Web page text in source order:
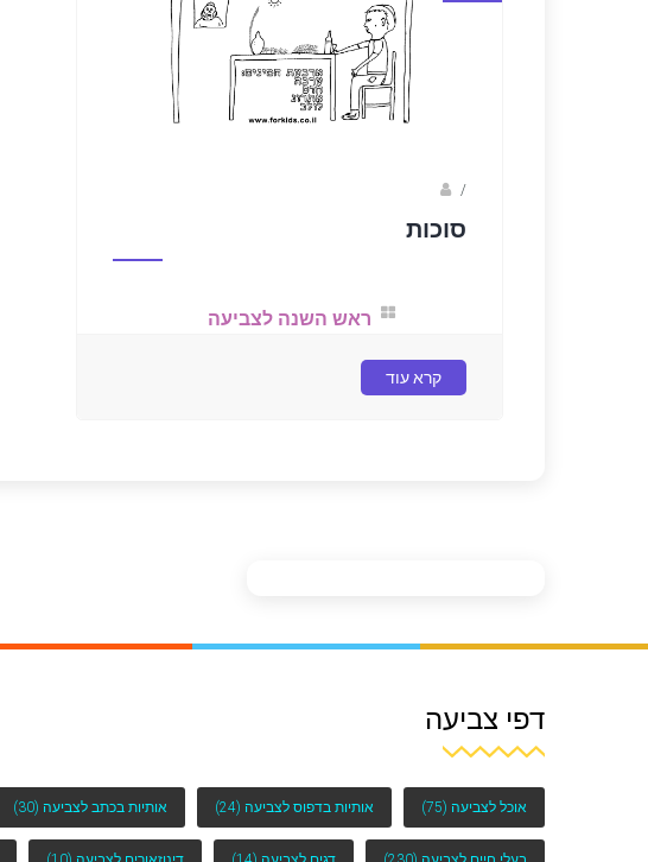
/
סוכות
ראש השנה לצביעה
קרא עוד
דפי צביעה
אוכל לצביעה (75) אותיות בדפוס לצביעה (24) אותיות בכתב לצביעה (30)